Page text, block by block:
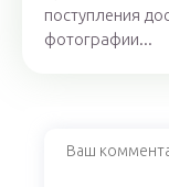
поступления
фотографии...